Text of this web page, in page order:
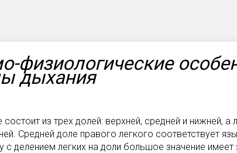
физиологические
дыхания
из трех долей: верхней, средней и нижней, а
Средней доле правого легкого соответствует
с делением легких на доли большое значение имеет